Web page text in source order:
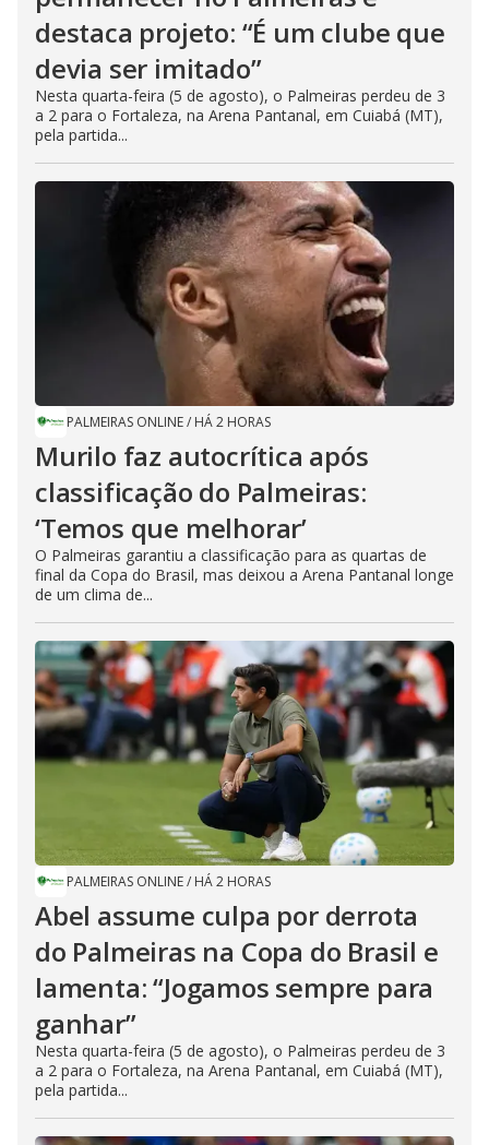
destaca projeto: “É um clube que
devia ser imitado”
Nesta quarta-feira (5 de agosto), o Palmeiras perdeu de 3
a 2 para o Fortaleza, na Arena Pantanal, em Cuiabá (MT),
pela partida...
PALMEIRAS ONLINE/ HÁ 2 HORAS
Murilo faz autocrítica após
classificação do Palmeiras:
‘Temos que melhorar’
O Palmeiras garantiu a classificação para as quartas de
final da Copa do Brasil, mas deixou a Arena Pantanal longe
de um clima de...
PALMEIRAS ONLINE/ HÁ 2 HORAS
Abel assume culpa por derrota
do Palmeiras na Copa do Brasil e
lamenta: “Jogamos sempre para
ganhar”
Nesta quarta-feira (5 de agosto), o Palmeiras perdeu de 3
a 2 para o Fortaleza, na Arena Pantanal, em Cuiabá (MT),
pela partida...